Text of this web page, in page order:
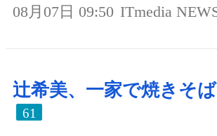
08月07日 09:50 ITmedia
辻希美、一家で焼きそ
61